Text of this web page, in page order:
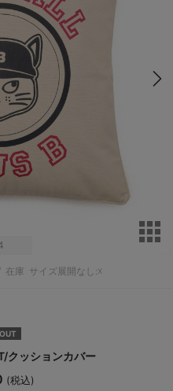
在庫 サイズ展開なし:☓
クッションカバー
(税込)